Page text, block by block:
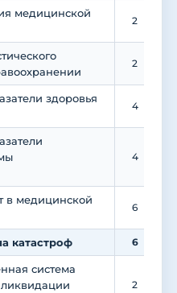
медицинской
2
2
здоровья
4
4
в медицинской
6
катастроф 6
система
2